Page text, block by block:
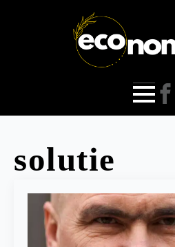
solutie